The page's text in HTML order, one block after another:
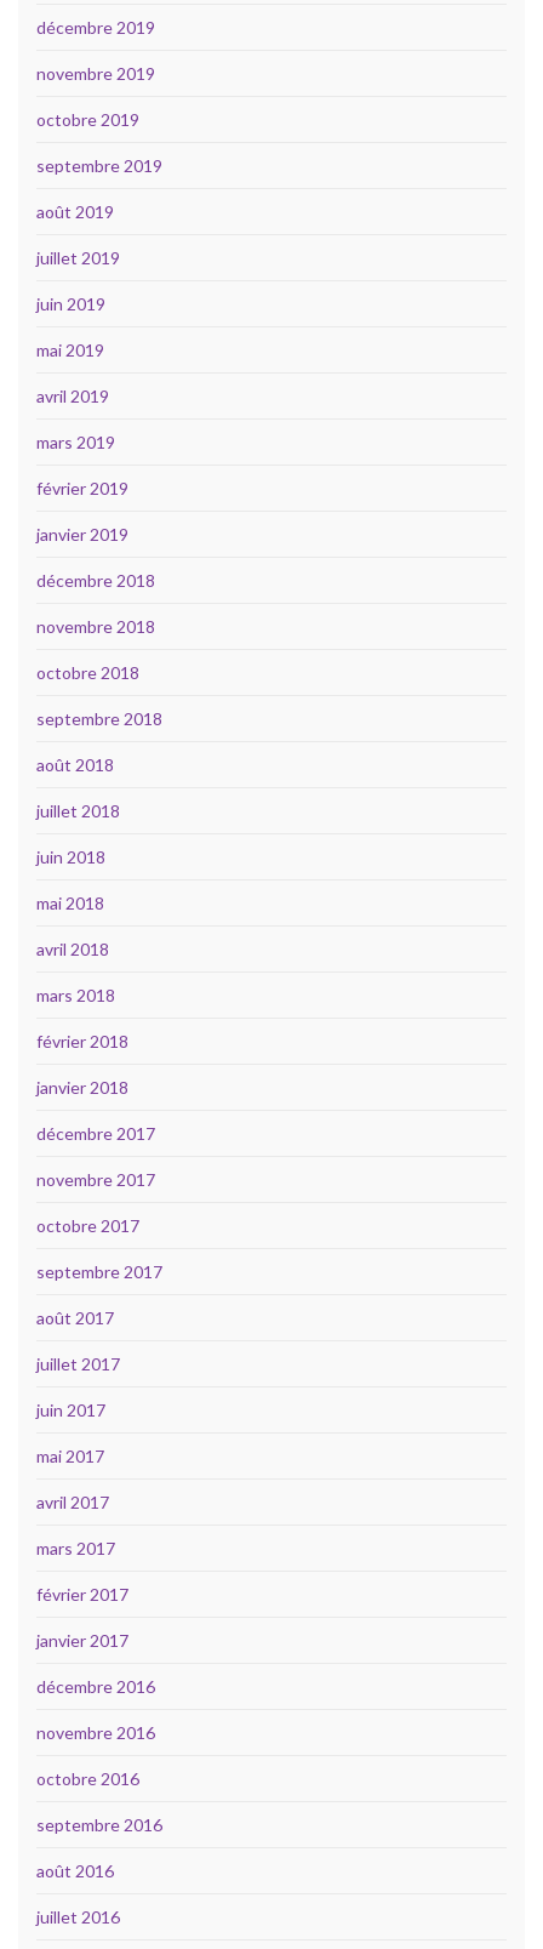
décembre 2019
novembre 2019
octobre 2019
septembre 2019
août 2019
juillet 2019
juin 2019
mai 2019
avril 2019
mars 2019
février 2019
janvier 2019
décembre 2018
novembre 2018
octobre 2018
septembre 2018
août 2018
juillet 2018
juin 2018
mai 2018
avril 2018
mars 2018
février 2018
janvier 2018
décembre 2017
novembre 2017
octobre 2017
septembre 2017
août 2017
juillet 2017
juin 2017
mai 2017
avril 2017
mars 2017
février 2017
janvier 2017
décembre 2016
novembre 2016
octobre 2016
septembre 2016
août 2016
juillet 2016